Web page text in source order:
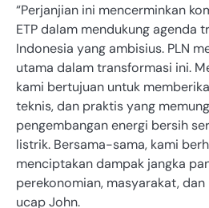
“Perjanjian ini mencerminkan
ETP dalam mendukung agenda
Indonesia yang ambisius. PLN
utama dalam transformasi ini.
kami bertujuan untuk
teknis, dan praktis yang
pengembangan energi bersih
listrik. Bersama-sama, kami
menciptakan dampak jangka
perekonomian, masyarakat, dan
ucap John.